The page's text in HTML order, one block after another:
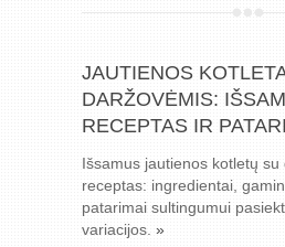
JAUTIENOS
DARŽOVĖMIS:
RECEPTAS IR
Išsamus jautienos kotletų su
receptas: ingredientai,
patarimai sultingumui
variacijos. »